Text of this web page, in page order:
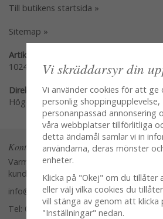
Till butikens startsida »
Sitemap »
Artikelnummer:
102452
Direktlänk:
Högerklicka och kopiera adressen
Kontakta oss
Varmt välkommen att kontakta vår
kundtjänst.
info@glasverandan.se
Tel: 079-3495968
Vi skräddarsyr din
Vi använder cookies för att ge
personlig shoppingupplevelse,
personanpassad annonsering
våra webbplatser tillförlitliga
detta ändamål samlar vi in
användarna, deras mönster
enheter.
Klicka på "Okej" om du tillåter
eller välj vilka cookies du
vill stänga av genom att klicka
"Inställningar" nedan.